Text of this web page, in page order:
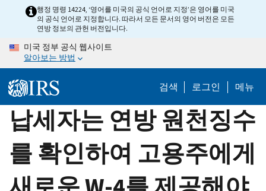
content
행정 명령 14224, ‘영어를 미국의 공식 언어로 지정’은 영어를 미국
의 공식 언어로 지정합니다. 따라서 모든 문서의 영어 버전은 모든
연방 정보의 관헌 버전입니다.
미국 정부 공식 웹사이트
알아보는 방법
검색 로그인 메뉴
납세자는 연방 원천징수
를 확인하여 고용주에게